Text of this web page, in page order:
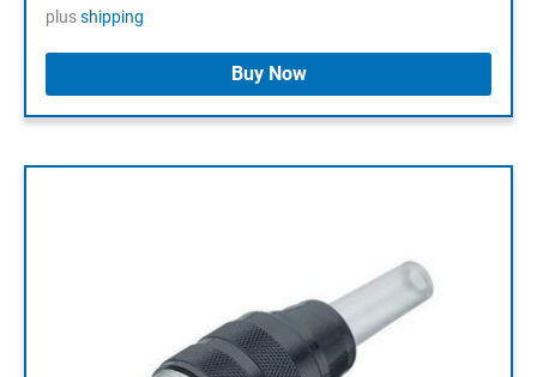
plusshipping
Buy Now